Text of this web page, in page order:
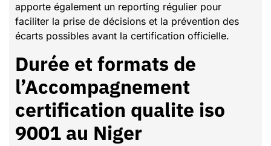
apporte également un reporting régulier pour
faciliter la prise de décisions et la prévention des
écarts possibles avant la certification officielle.
Durée et formats de
l’Accompagnement
certification qualite iso
9001 au Niger